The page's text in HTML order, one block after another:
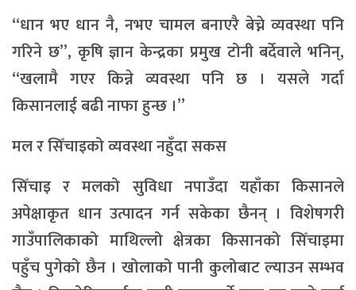
“धान भए धान नै, नभए चामल बनाएरै बेच्ने व्यवस्था पनि
गरिने छ”, कृषि ज्ञान केन्द्रका प्रमुख टोनी बर्देवाले भनिन्,
“खलामै गएर किन्ने व्यवस्था पनि छ । यसले गर्दा
किसानलाई बढी नाफा हुन्छ ।”
मल र सिँचाइको व्यवस्था नहुँदा सकस
सिँचाइ र मलको सुविधा नपाउँदा यहाँका किसानले
अपेक्षाकृत धान उत्पादन गर्न सकेका छैनन् । विशेषगरी
गाउँपालिकाको माथिल्लो क्षेत्रका किसानको सिँचाइमा
पहुँच पुगेको छैन । खोलाको पानी कुलोबाट ल्याउन सम्भव